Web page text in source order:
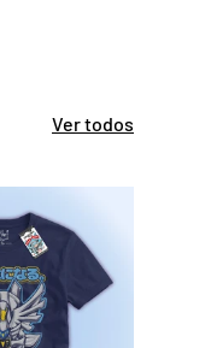
Ver todos